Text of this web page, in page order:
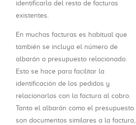
identificarla del resto de facturas
existentes.
En muchas facturas es habitual que
también se incluya el número de
albarán o presupuesto relacionado.
Esto se hace para facilitar la
identificación de los pedidos y
relacionarlos con la factura al cobro.
Tanto el albarán como el presupuesto
son documentos similares a la factura,